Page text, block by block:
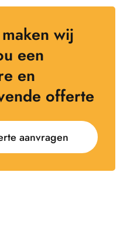
wij
een
en
offerte
aanvragen